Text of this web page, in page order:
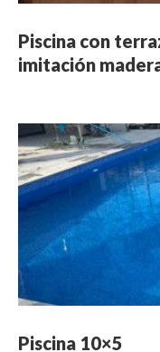
Piscina con
imitación
Piscina 10×5